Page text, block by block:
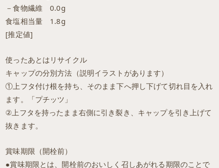
－食物繊維 0.0g
食塩相当量 1.8g
[推定値]
使ったあとはリサイクル
キャップの分別方法（説明イラストがあります）
①上フタ付け根を持ち、そのまま下へ押し下げて切れ目を入れ
ます。「プチッツ」
②上フタを持ったまま右側に引き裂き、キャップを引き上げて
抜きます。
賞味期限（開栓前）
●賞味期限とは、開栓前のおいしく召しあがれる期限のことで